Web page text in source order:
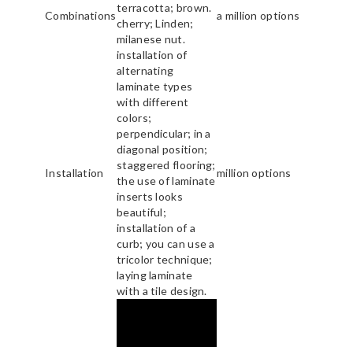
Combinations
terracotta; brown.
cherry; Linden;
milanese nut.
a million options
Installation
installation of
alternating
laminate types
with different
colors;
perpendicular; in a
diagonal position;
staggered flooring;
the use of laminate
inserts looks
beautiful;
installation of a
curb; you can use a
tricolor technique;
laying laminate
with a tile design.
million options